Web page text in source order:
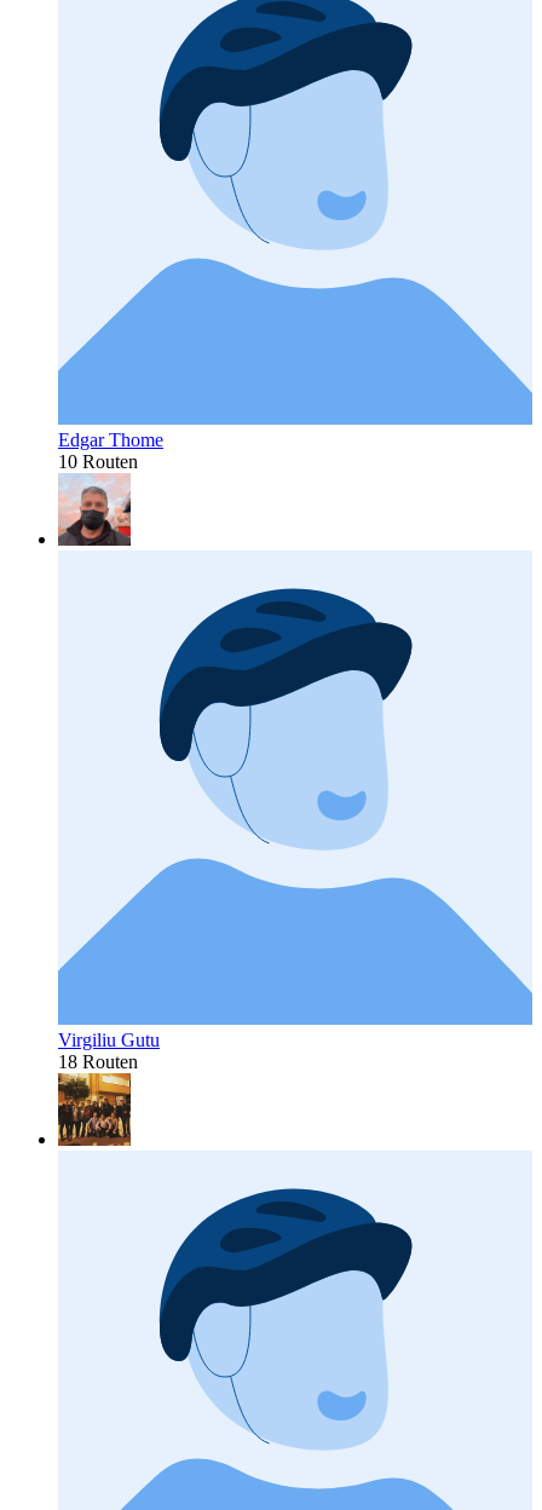
Edgar Thome
10 Routen
Virgiliu Gutu
18 Routen